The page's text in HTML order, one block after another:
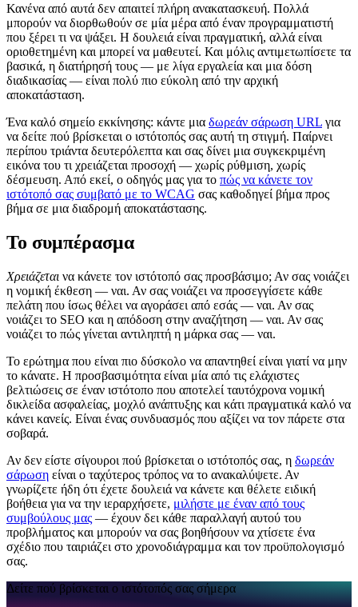
Κανένα από αυτά δεν απαιτεί πλήρη ανακατασκευή. Πολλά
μπορούν να διορθωθούν σε μία μέρα από έναν προγραμματιστή
που ξέρει τι να ψάξει. Η δουλειά είναι πραγματική, αλλά είναι
οριοθετημένη και μπορεί να μαθευτεί. Και μόλις αντιμετωπίσετε τα
βασικά, η διατήρησή τους — με λίγα εργαλεία και μια δόση
διαδικασίας — είναι πολύ πιο εύκολη από την αρχική
αποκατάσταση.
Ένα καλό σημείο εκκίνησης: κάντε μια δωρεάν σάρωση URL για
να δείτε πού βρίσκεται ο ιστότοπός σας αυτή τη στιγμή. Παίρνει
περίπου τριάντα δευτερόλεπτα και σας δίνει μια συγκεκριμένη
εικόνα του τι χρειάζεται προσοχή — χωρίς ρύθμιση, χωρίς
δέσμευση. Από εκεί, ο οδηγός μας για το πώς να κάνετε τον
ιστότοπό σας συμβατό με το WCAG σας καθοδηγεί βήμα προς
βήμα σε μια διαδρομή αποκατάστασης.
Το συμπέρασμα
Χρειάζεται να κάνετε τον ιστότοπό σας προσβάσιμο; Αν σας νοιάζει
η νομική έκθεση — ναι. Αν σας νοιάζει να προσεγγίσετε κάθε
πελάτη που ίσως θέλει να αγοράσει από εσάς — ναι. Αν σας
νοιάζει το SEO και η απόδοση στην αναζήτηση — ναι. Αν σας
νοιάζει το πώς γίνεται αντιληπτή η μάρκα σας — ναι.
Το ερώτημα που είναι πιο δύσκολο να απαντηθεί είναι γιατί να μην
το κάνατε. Η προσβασιμότητα είναι μία από τις ελάχιστες
βελτιώσεις σε έναν ιστότοπο που αποτελεί ταυτόχρονα νομική
δικλείδα ασφαλείας, μοχλό ανάπτυξης και κάτι πραγματικά καλό να
κάνει κανείς. Είναι ένας συνδυασμός που αξίζει να τον πάρετε στα
σοβαρά.
Αν δεν είστε σίγουροι πού βρίσκεται ο ιστότοπός σας, η δωρεάν
σάρωση είναι ο ταχύτερος τρόπος να το ανακαλύψετε. Αν
γνωρίζετε ήδη ότι έχετε δουλειά να κάνετε και θέλετε ειδική
βοήθεια για να την ιεραρχήσετε, μιλήστε με έναν από τους
συμβούλους μας — έχουν δει κάθε παραλλαγή αυτού του
προβλήματος και μπορούν να σας βοηθήσουν να χτίσετε ένα
σχέδιο που ταιριάζει στο χρονοδιάγραμμα και τον προϋπολογισμό
σας.
Δείτε πού βρίσκεται ο ιστότοπός σας σήμερα